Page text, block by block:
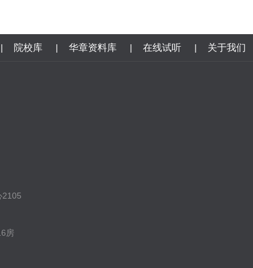
| 院校库 | 华章资料库 | 在线试听 | 关于我们
2105
房